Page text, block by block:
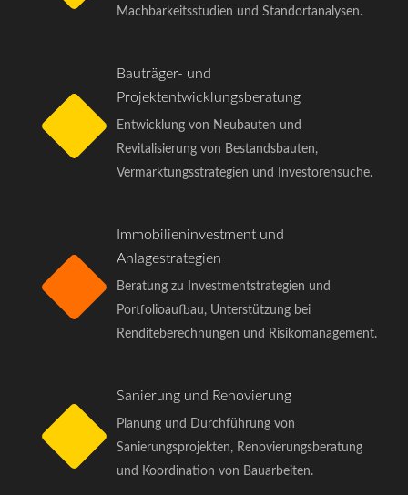
Machbarkeitsstudien und Standortanalysen.
Bauträger- und
Projektentwicklungsberatung
Entwicklung von Neubauten und
Revitalisierung von Bestandsbauten,
Vermarktungsstrategien und Investorensuche.
Immobilieninvestment und
Anlagestrategien
Beratung zu Investmentstrategien und
Portfolioaufbau, Unterstützung bei
Renditeberechnungen und Risikomanagement.
Sanierung und Renovierung
Planung und Durchführung von
Sanierungsprojekten, Renovierungsberatung
und Koordination von Bauarbeiten.